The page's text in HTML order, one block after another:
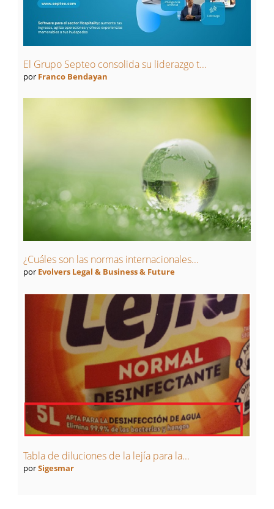
El Grupo Septeo consolida su liderazgo t...
por Franco Bendayan
¿Cuáles son las normas internacionales...
por Evolvers Legal & Business & Future
Tabla de diluciones de la lejía para la...
porSigesmar